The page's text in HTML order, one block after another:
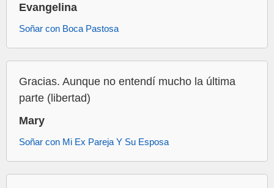
Evangelina
Soñar con Boca Pastosa
Gracias. Aunque no entendí mucho la última
parte (libertad)
Mary
Soñar con Mi Ex Pareja Y Su Esposa